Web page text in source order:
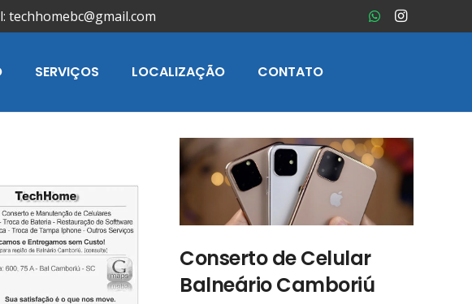
techhomebc@gmail.com
SERVIÇOS LOCALIZAÇÃO CONTATO
Conserto de Celular
Balneário Camboriú